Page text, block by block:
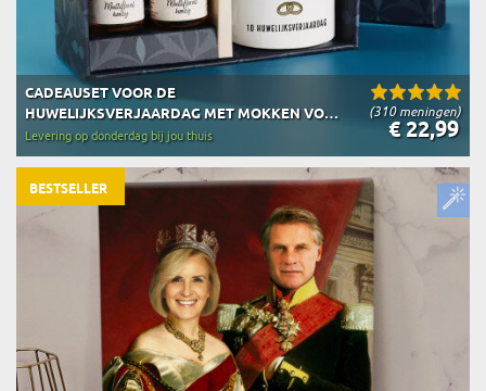
(310 meningen)
CADEAUSET VOOR DE
HUWELIJKSVERJAARDAG MET MOKKEN VOOR
KOPPELS
€ 22,99
Levering op donderdag bij jou thuis
BESTSELLER